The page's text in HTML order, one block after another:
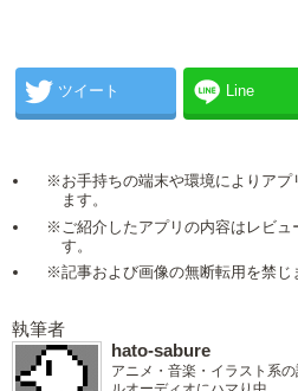
ツイート Line
※お手持ちの端末や環境によりアプ
ます。
※ご紹介したアプリの内容はレビュ
す。
※記事および画像の無断転用を禁じ
執筆者
hato-sabure
アニメ・音楽・イラスト系
ルオーディオにハマり中。